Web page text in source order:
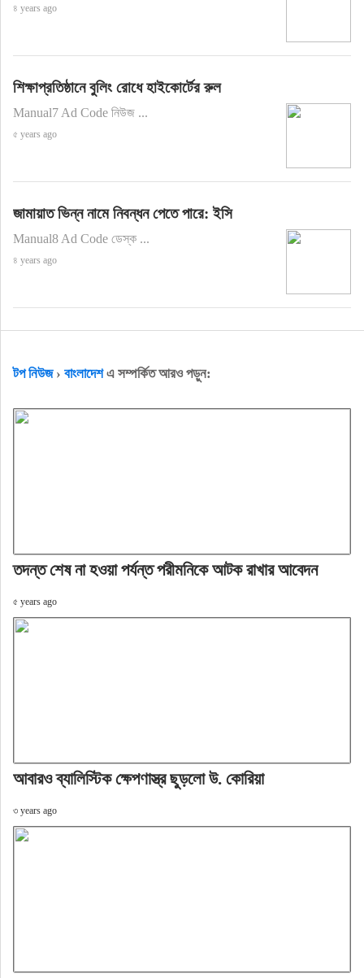
৪ years ago
শিক্ষাপ্রতিষ্ঠানে বুলিং রোধে হাইকোর্টের রুল
Manual7 Ad Code নিউজ ...
৫ years ago
জামায়াত ভিন্ন নামে নিবন্ধন পেতে পারে: ইসি
Manual8 Ad Code ডেস্ক ...
৪ years ago
টপ নিউজ› বাংলাদেশএ সম্পর্কিত আরও পড়ুন:
তদন্ত শেষ না হওয়া পর্যন্ত পরীমনিকে আটক রাখার আবেদন
৫ years ago
আবারও ব্যালিস্টিক ক্ষেপণাস্ত্র ছুড়লো উ. কোরিয়া
৩ years ago